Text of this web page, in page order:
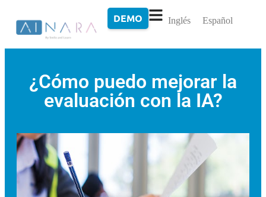
DEMO Inglés Español
¿Cómo puedo mejorar la
evaluación con la IA?